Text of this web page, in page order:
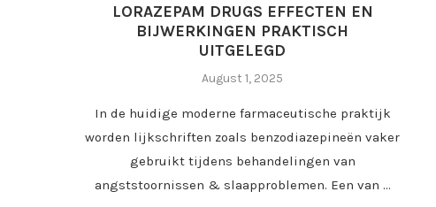
LORAZEPAM DRUGS EFFECTEN EN
BIJWERKINGEN PRAKTISCH
UITGELEGD
August 1, 2025
In de huidige moderne farmaceutische praktijk
worden lijkschriften zoals benzodiazepineën vaker
gebruikt tijdens behandelingen van
angststoornissen & slaapproblemen. Een van …